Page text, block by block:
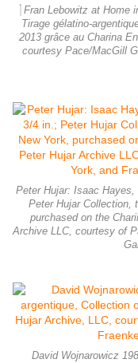
 Fran Lebowitz at
Tirage gélatino-
2013 grâce au Charina
courtesy Pace/MacGill
Peter Hujar: Isaac
Peter Hujar Collection,
purchased on the
Archive LLC, courtesy of
David Wojnarowicz